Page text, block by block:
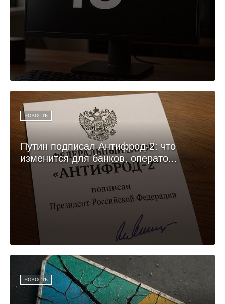
НОВОСТЬ
Путин подписал Антифрод-2: что
изменится для банков, операто...
НОВОСТЬ